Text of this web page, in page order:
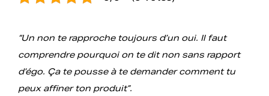
“Un non te rapproche toujours d’un oui. Il faut
comprendre pourquoi on te dit non sans rapport
d’égo. Ça te pousse à te demander comment tu
peux affiner ton produit”.